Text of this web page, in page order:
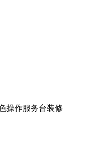
操作服务台装修